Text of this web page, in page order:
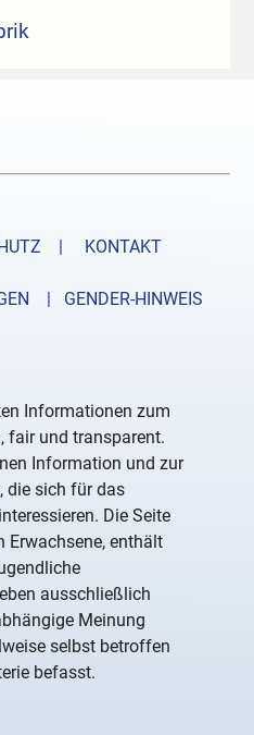
|
KONTAKT
| GENDER-HINWEIS
Informationen zum
fair und transparent.
Information und zur
die sich für das
Die Seite
Erwachsene, enthält
ausschließlich
Meinung
selbst betroffen
befasst.